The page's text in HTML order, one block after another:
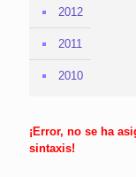
2012
2011
2010
¡Error, no se ha
sintaxis!